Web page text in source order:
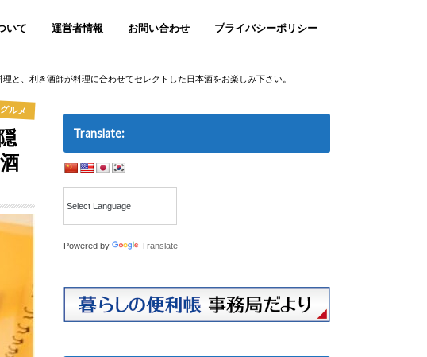
いて 運営者情報 お問い合わせ プライバシーポリシー
、利き酒師が料理に合わせてセレクトした日本酒をお楽しみ下さい。
グルメ
Translate:
Powered by Translate